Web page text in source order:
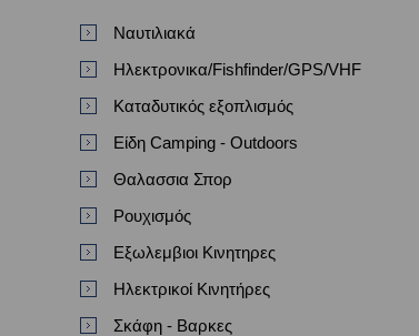
Ναυτιλιακά
Ηλεκτρονικα/Fishfinder/GPS/VHF
Καταδυτικός εξοπλισμός
Είδη Camping - Outdoors
Θαλασσια Σπορ
Ρουχισμός
Εξωλεμβιοι Κινητηρες
Ηλεκτρικοί Κινητήρες
Σκάφη - Βαρκες